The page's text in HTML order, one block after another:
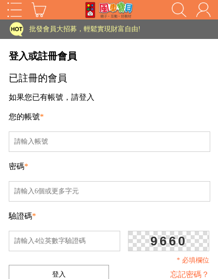
家長樂了!「風車書版集團暨FOOD超人企業總部」目前正興建中!
批發會員大招募，輕鬆實現財富自由!
登入或註冊會員
已註冊的會員
如果您已有帳號，請登入
您的帳號*
密碼*
驗證碼*
9660
* 必填欄位
忘記密碼？